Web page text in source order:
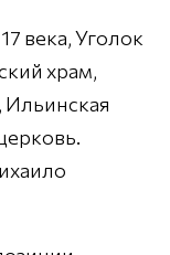
века, Уголок
храм,
Ильинская